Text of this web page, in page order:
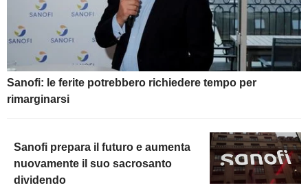
Sanofi: le ferite potrebbero richiedere tempo per
rimarginarsi
Sanofi prepara il futuro e aumenta
nuovamente il suo sacrosanto
dividendo